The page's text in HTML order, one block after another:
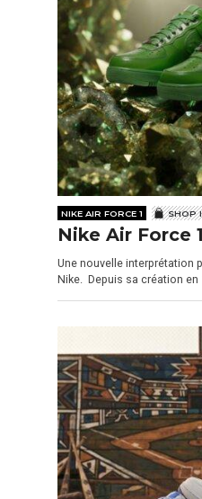
NIKE AIR FORCE 1 SHOP
Nike Air Force
Une nouvelle interprétation
Nike. Depuis sa création en